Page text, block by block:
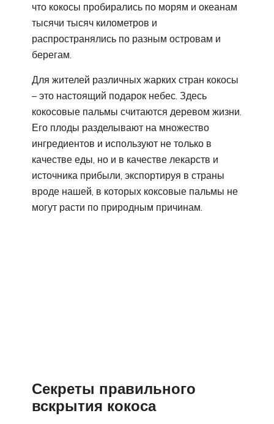
что кокосы пробирались по морям и океанам
тысячи тысяч километров и
распространялись по разным островам и
берегам.
Для жителей различных жарких стран кокосы
– это настоящий подарок небес. Здесь
кокосовые пальмы считаются деревом жизни.
Его плоды разделывают на множество
ингредиентов и используют не только в
качестве еды, но и в качестве лекарств и
источника прибыли, экспортируя в страны
вроде нашей, в которых коксовые пальмы не
могут расти по природным причинам.
Секреты правильного
вскрытия кокоса